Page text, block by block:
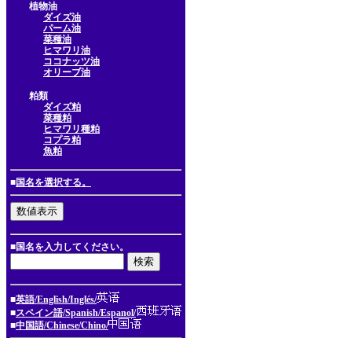
植物油
ダイズ油
パーム油
菜種油
ヒマワリ油
ココナッツ油
オリーブ油
粕類
ダイズ粕
菜種粕
ヒマワリ種粕
コプラ粕
魚粕
■国名を選択する。
■国名を入力してください。
■英語/English/Inglés/
■スペイン語/Spanish/Espanol/
■中国語/Chinese/Chino/